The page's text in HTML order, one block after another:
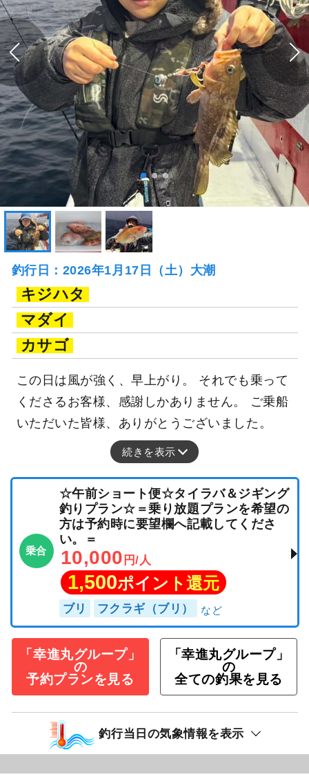
釣行日：2026年1月17日（土）大潮
キジハタ
マダイ
カサゴ
この日は風が強く、早上がり。 それでも乗って
くださるお客様、感謝しかありません。 ご乗船
いただいた皆様、ありがとうございました。
続きを表示
乗合
☆午前ショート便☆タイラバ＆ジギング
釣りプラン☆＝乗り放題プランを希望の
方は予約時に要望欄へ記載してくださ
い。＝
10,000 円/人
1,500ポイント還元
ブリ フクラギ（ブリ）
「幸進丸グループ」
の
予約プランを見る
「幸進丸グループ」
の
全ての釣果を見る
釣行当日の気象情報を表示